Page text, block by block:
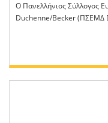
Ο Πανελλήνιος Σύλλογος
Duchenne/Becker (ΠΣΕΜΔ